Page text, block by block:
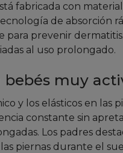
fabricada con
de
para prevenir
al uso prolongado.
muy
y los elásticos en las
constante sin
Los padres
piernas durante el